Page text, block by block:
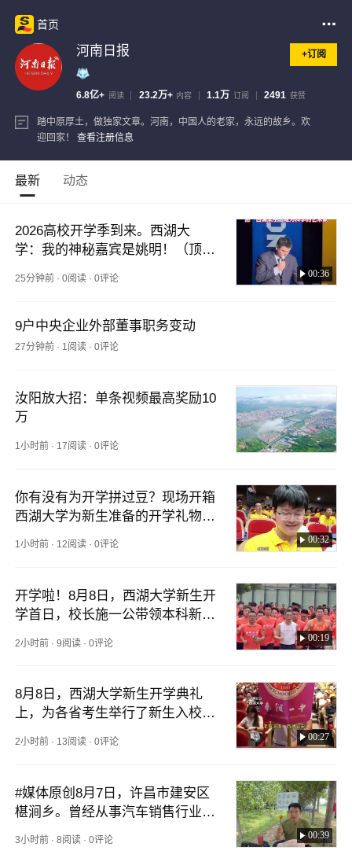
首页
河南日报 +订阅
6.8亿+ 阅读 23.2万+ 内容 1.1万 订阅 2491 获赞
踏中原厚土，做独家文章。河南，中国人的老家，永远的故乡。欢
迎回家！
查看注册信息
最新 动态
2026高校开学季到来。西湖大
学：我的神秘嘉宾是姚明！（顶端
00:36
25分钟前 ·0阅读 ·0评论
9户中央企业外部董事职务变动
27分钟前 · 1阅读 ·0评论
汝阳放大招：单条视频最高奖励10
万
1小时前 · 17阅读 ·0评论
你有没有为开学拼过豆？现场开箱
西湖大学为新生准备的开学礼物，
00:32
1小时前 · 12阅读 ·0评论
开学啦！8月8日，西湖大学新生开
学首日，校长施一公带领本科新生
雪婧 马俊峰）
00:19
2小时前 ·9阅读 ·0评论
8月8日，西湖大学新生开学典礼
上，为各省考生举行了新生入校
满。（顶端新闻记者 樊雪婧 马俊
峰）#西湖大学
00:27
2小时前 · 13阅读 ·0评论
#媒体原创8月7日，许昌市建安区
椹涧乡。曾经从事汽车销售行业的
00:39
3小时前 ·8阅读 ·0评论